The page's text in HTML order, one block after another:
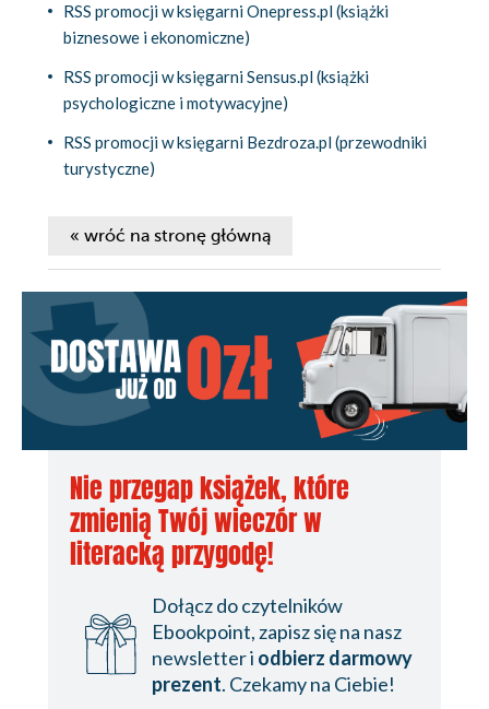
RSS promocji w księgarni Onepress.pl (książki
biznesowe i ekonomiczne)
RSS promocji w księgarni Sensus.pl (książki
psychologiczne i motywacyjne)
RSS promocji w księgarni Bezdroza.pl (przewodniki
turystyczne)
« wróć na stronę główną
Nie przegap książek, które
zmienią Twój wieczór w
literacką przygodę!
Dołącz do czytelników
Ebookpoint, zapisz się na nasz
newsletter i odbierz darmowy
prezent. Czekamy na Ciebie!